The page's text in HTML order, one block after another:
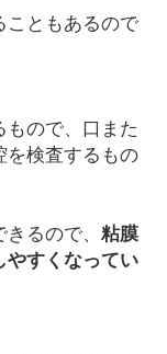
こともあるので
もので、口また
を検査するもの
きるので、粘膜
やすくなってい